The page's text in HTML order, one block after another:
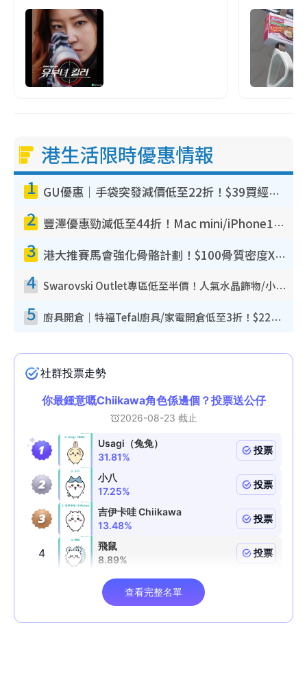
港生活限時優惠情報
1 GU優惠｜手袋突發減價低至22折！$39買經典波士頓包/餃子袋！飾物同步減價$29起！
2 豐澤優惠勁減低至44折！Mac mini/iPhone17Pro大減價！廚房家電$220起
3 港大推賽馬會強化骨骼計劃！$100骨質密度X光檢查 完成免費運動訓練送超市禮券！附參加資格
4 Swarovski Outlet專區低至半價！人氣水晶飾物/小擺設$138起！迪士尼款/水晶高跟鞋都有平
5 廚具開倉｜特福Tefal廚具/家電開倉低至3折！$220起買平底鍋/炒鑊/湯煲！電飯煲/吸塵機/燙斗$418起